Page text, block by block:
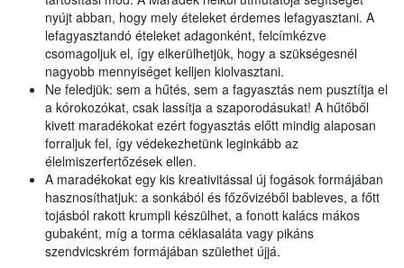
nyújt abban, hogy mely ételeket érdemes lefagyasztani. A
lefagyasztandó ételeket adagonként, felcímkézve
csomagoljuk el, így elkerülhetjük, hogy a szükségesnél
nagyobb mennyiséget kelljen kiolvasztani.
Ne feledjük: sem a hűtés, sem a fagyasztás nem pusztítja el
a kórokozókat, csak lassítja a szaporodásukat! A hűtőből
kivett maradékokat ezért fogyasztás előtt mindig alaposan
forraljuk fel, így védekezhetünk leginkább az
élelmiszerfertőzések ellen.
A maradékokat egy kis kreativitással új fogások formájában
hasznosíthatjuk: a sonkából és főzővizéből bableves, a főtt
tojásból rakott krumpli készülhet, a fonott kalács mákos
gubaként, míg a torma céklasaláta vagy pikáns
szendvicskrém formájában születhet újjá.